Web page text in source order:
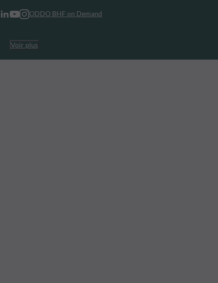
ODDO BHF on Demand
Voir plus